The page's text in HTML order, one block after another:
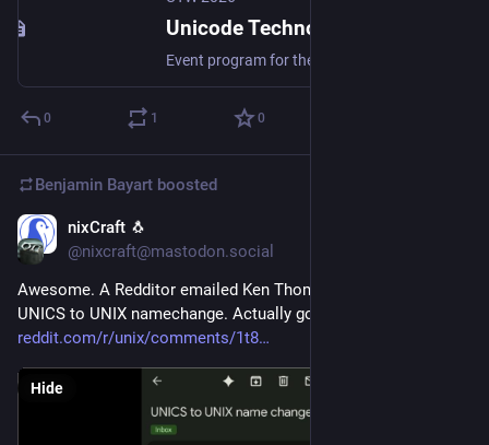
0 1 0
Benjamin Bayart boosted
nixCraft 🐧
@nixcraft@mastodon.social
Awesome. A Redditor emailed Ken Thompson about the
UNICS to UNIX namechange. Actually got a reply
reddit.com/r/unix/comments/1t8
Hide